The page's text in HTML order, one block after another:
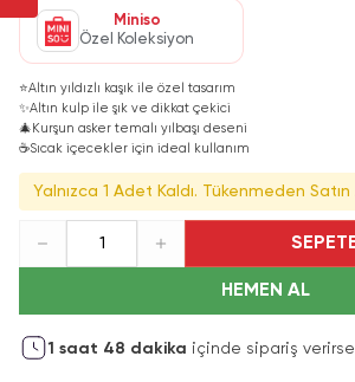
Miniso
Özel Koleksiyon
⭐Altın yıldızlı kaşık ile özel tasarım
✨Altın kulp ile şık ve dikkat çekici
🎄 Kurşun asker temalı yılbaşı deseni
☕Sıcak içecekler için ideal kullanım
Yalnızca 1 Adet Kaldı. Tükenmeden Satın
1
HEMEN AL
1 saat 48 dakika içinde sipariş